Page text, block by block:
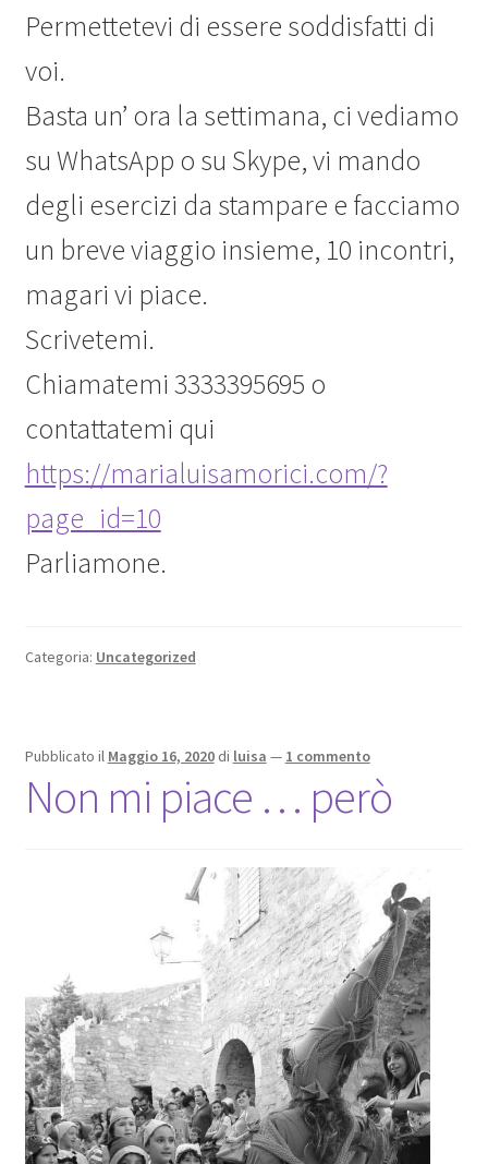
Permettetevi di essere soddisfatti di
voi.
Basta un’ ora la settimana, ci vediamo
su WhatsApp o su Skype, vi mando
degli esercizi da stampare e facciamo
un breve viaggio insieme, 10 incontri,
magari vi piace.
Scrivetemi.
Chiamatemi 3333395695 o
contattatemi qui
https://marialuisamorici.com/?
page_id=10
Parliamone.
Categoria: Uncategorized
Pubblicato il Maggio 16, 2020 di luisa — 1 commento
Non mi piace … però